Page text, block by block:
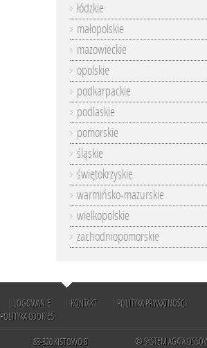
łódzkie
małopolskie
mazowieckie
opolskie
podkarpackie
podlaskie
pomorskie
śląskie
świętokrzyskie
warmińsko-mazurskie
wielkopolskie
zachodniopomorskie
LOGOWANIE KONTAKT
POLITYKA PRYWATNOŚCI
POLITYKA COOKIES
83-320 KISTOWO 8 © SYSTEM AGATA